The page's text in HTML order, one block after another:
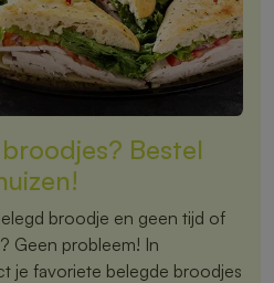
Bestel
broodje en geen tijd of
Geen probleem! In
je favoriete belegde broodjes